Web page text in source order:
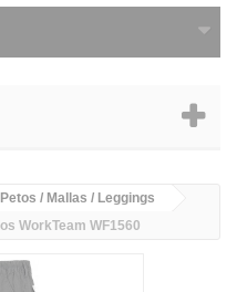
/ Mallas / Leggings
WorkTeam WF1560